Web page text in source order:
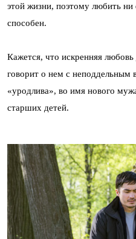
этой жизни, поэтому любить
способен.
Кажется, что искренняя
говорит о нем с неподдельным
«уродлива», во имя нового
старших детей.